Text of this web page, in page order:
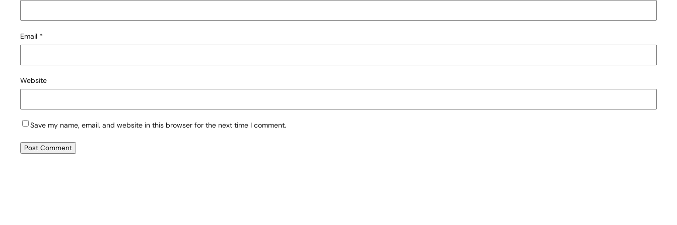
Email *
Website
Save my name, email, and website in this browser for the next time I comment.